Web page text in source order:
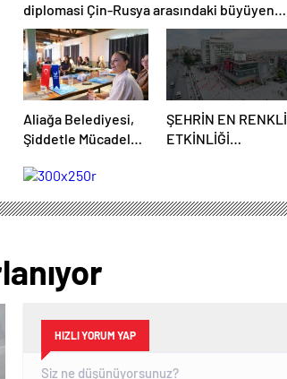
diplomasi Çin-Rusya arasındaki büyüyen
ortaklığı güçlendiriyor
Aliağa Belediyesi,
Şiddetle Mücadele
Sahipliği Yaptı
ŞEHRİN EN RENKLİ
ETKİNLİĞİ
FESTİVALİ”
HEYECANI
HIZLI YORUM YAP